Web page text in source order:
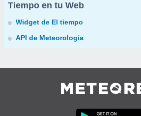
Tiempo en tu Web
Widget de El tiempo
API de Meteorología